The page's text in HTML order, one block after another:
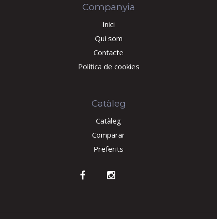
Companyia
Inici
Qui som
Contacte
Política de cookies
Catàleg
Catàleg
Comparar
Preferits